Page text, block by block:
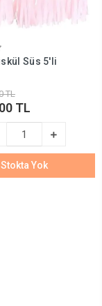
Süs 5'li
TL
TL
Stokta Yok